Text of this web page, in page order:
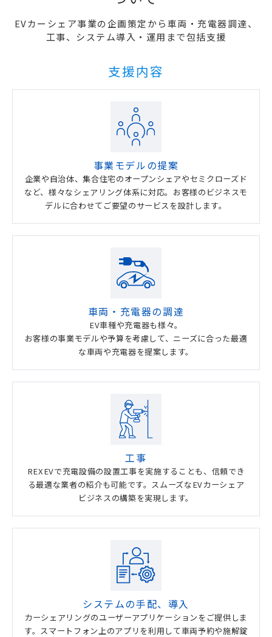
EVカーシェア事業の企画策定から車両・充電器調達、
工事、システム導入・運用まで包括支援
支援内容
事業モデルの提案
企業や自治体、集合住宅のオープンシェアやセミクローズド
など、様々なシェアリング体系に対応。お客様のビジネスモ
デルに合わせてご要望のサービスを設計します。
車両・充電器の調達
EV車種や充電器も様々。
お客様の事業モデルや予算を考慮して、ニーズに合った最適
な車両や充電器を提案します。
工事
REXEVで充電設備の設置工事を実施することも、信頼でき
る最適な業者の紹介も可能です。スムーズなEVカーシェア
ビジネスの構築を実現します。
システムの手配、導入
カーシェアリングのユーザーアプリケーションをご提供しま
す。スマートフォン上のアプリを利用して車両予約や施解錠